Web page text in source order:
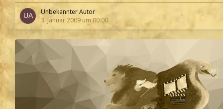
Unbekannter Autor
3. Januar 2009 um 00:00